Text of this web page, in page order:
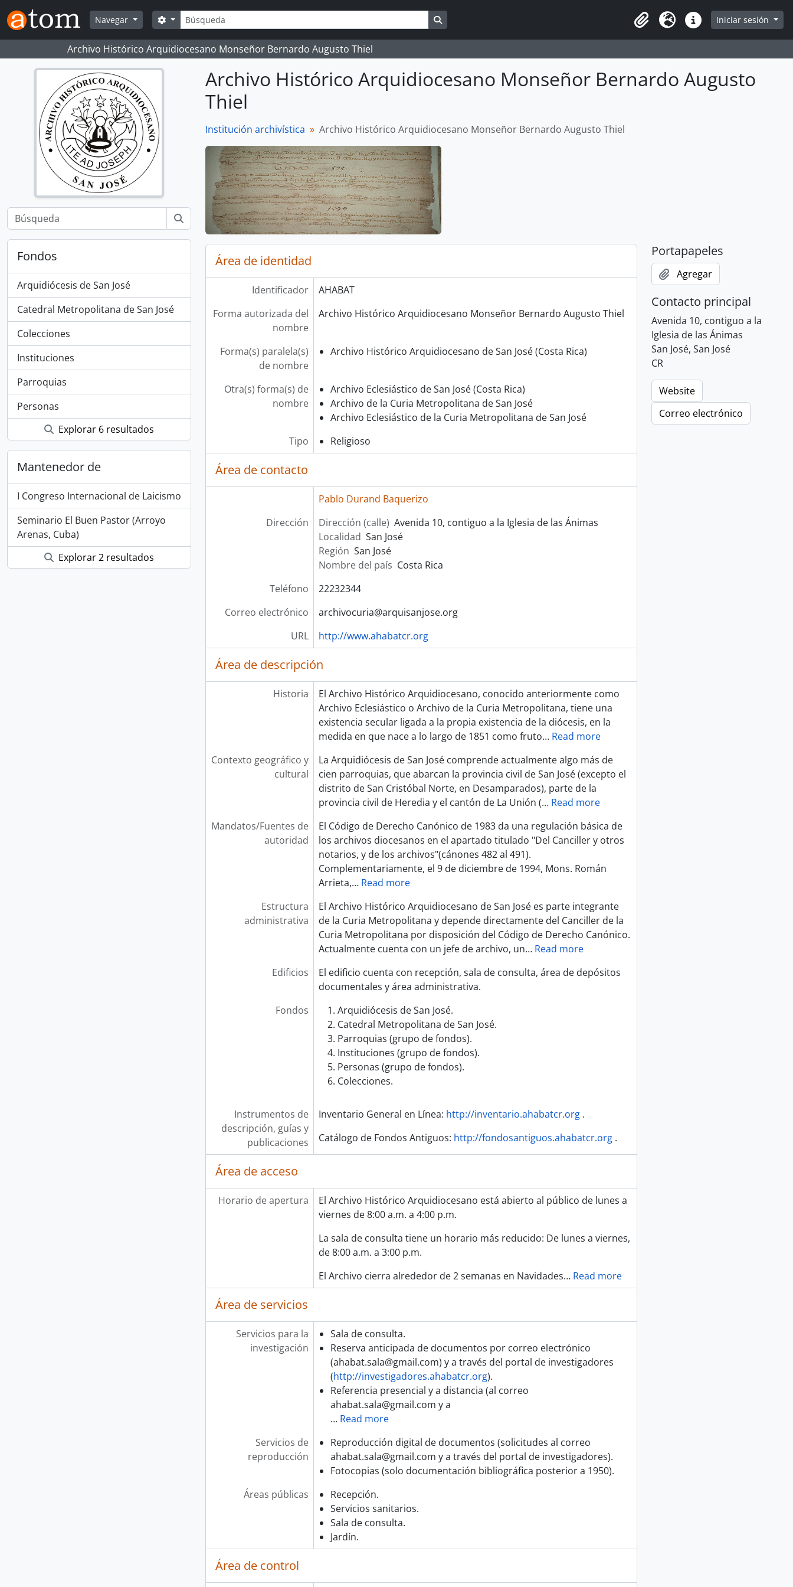
Skip to main content
Navegar
Búsqueda
Search options
Portapapeles
Idioma Enlaces rápidos
Iniciar sesión
Archivo Histórico Arquidiocesano Monseñor Bernardo Augusto Thiel
Fondos
Arquidiócesis de San José
Catedral Metropolitana de San José
Colecciones
Instituciones
Parroquias
Personas
Explorar 6 resultados
Mantenedor de
I Congreso Internacional de Laicismo
Seminario El Buen Pastor (Arroyo
Arenas, Cuba)
Explorar 2 resultados
Archivo Histórico Arquidiocesano Monseñor Bernardo Augusto
Thiel
Institución archivística Archivo Histórico Arquidiocesano Monseñor Bernardo Augusto Thiel
Área de identidad
Identificador
AHABAT
Forma autorizada del
nombre
Archivo Histórico Arquidiocesano Monseñor Bernardo Augusto Thiel
Forma(s) paralela(s)
de nombre
Archivo Histórico Arquidiocesano de San José (Costa Rica)
Otra(s) forma(s) de
nombre
Archivo Eclesiástico de San José (Costa Rica)
Archivo de la Curia Metropolitana de San José
Archivo Eclesiástico de la Curia Metropolitana de San José
Tipo
Religioso
Área de contacto
Pablo Durand Baquerizo
Dirección
Dirección (calle) Avenida 10, contiguo a la Iglesia de las Ánimas
Localidad San José
Región San José
Nombre del país Costa Rica
Teléfono
22232344
Correo electrónico
archivocuria@arquisanjose.org
URL
http://www.ahabatcr.org
Área de descripción
Historia
El Archivo Histórico Arquidiocesano, conocido anteriormente como
Archivo Eclesiástico o Archivo de la Curia Metropolitana, tiene una
existencia secular ligada a la propia existencia de la diócesis, en la
medida en que nace a lo largo de 1851 como fruto… Read more
Contexto geográfico y
cultural
La Arquidiócesis de San José comprende actualmente algo más de
cien parroquias, que abarcan la provincia civil de San José (excepto el
distrito de San Cristóbal Norte, en Desamparados), parte de la
provincia civil de Heredia y el cantón de La Unión (… Read more
Mandatos/Fuentes de
autoridad
El Código de Derecho Canónico de 1983 da una regulación básica de
los archivos diocesanos en el apartado titulado "Del Canciller y otros
notarios, y de los archivos"(cánones 482 al 491).
Complementariamente, el 9 de diciembre de 1994, Mons. Román
Arrieta,… Read more
Estructura
administrativa
El Archivo Histórico Arquidiocesano de San José es parte integrante
de la Curia Metropolitana y depende directamente del Canciller de la
Curia Metropolitana por disposición del Código de Derecho Canónico.
Actualmente cuenta con un jefe de archivo, un… Read more
Edificios
El edificio cuenta con recepción, sala de consulta, área de depósitos
documentales y área administrativa.
Fondos
Arquidiócesis de San José.
Catedral Metropolitana de San José.
Parroquias (grupo de fondos).
Instituciones (grupo de fondos).
Personas (grupo de fondos).
Colecciones.
Instrumentos de
descripción, guías y
publicaciones
Inventario General en Línea: http://inventario.ahabatcr.org.
Catálogo de Fondos Antiguos: http://fondosantiguos.ahabatcr.org.
Área de acceso
Horario de apertura
El Archivo Histórico Arquidiocesano está abierto al público de lunes a
viernes de 8:00 a.m. a 4:00 p.m.
La sala de consulta tiene un horario más reducido: De lunes a viernes,
de 8:00 a.m. a 3:00 p.m.
El Archivo cierra alrededor de 2 semanas en Navidades… Read more
Área de servicios
Servicios para la
investigación
Sala de consulta.
Reserva anticipada de documentos por correo electrónico
(ahabat.sala@gmail.com) y a través del portal de investigadores
(http://investigadores.ahabatcr.org).
Referencia presencial y a distancia (al correo
ahabat.sala@gmail.com y a
… Read more
Servicios de
reproducción
Reproducción digital de documentos (solicitudes al correo
ahabat.sala@gmail.com y a través del portal de investigadores).
Fotocopias (solo documentación bibliográfica posterior a 1950).
Áreas públicas
Recepción.
Servicios sanitarios.
Sala de consulta.
Jardín.
Área de control
Portapapeles
Agregar
Contacto principal
Avenida 10, contiguo a la
Iglesia de las Ánimas
San José, San José
CR
Website
Correo electrónico